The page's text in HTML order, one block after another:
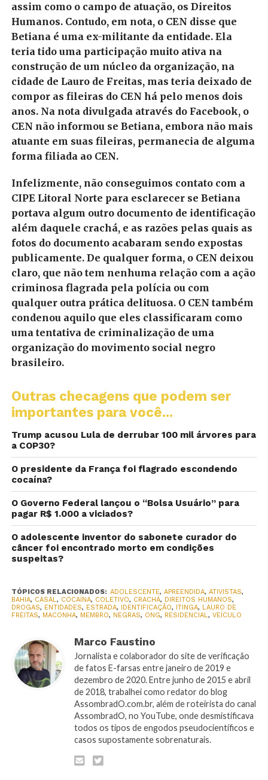
assim como o campo de atuação, os Direitos
Humanos. Contudo, em nota, o CEN disse que
Betiana é uma ex-militante da entidade. Ela
teria tido uma participação muito ativa na
construção de um núcleo da organização, na
cidade de Lauro de Freitas, mas teria deixado de
compor as fileiras do CEN há pelo menos dois
anos. Na nota divulgada através do Facebook, o
CEN não informou se Betiana, embora não mais
atuante em suas fileiras, permanecia de alguma
forma filiada ao CEN.
Infelizmente, não conseguimos contato com a
CIPE Litoral Norte para esclarecer se Betiana
portava algum outro documento de identificação
além daquele crachá, e as razões pelas quais as
fotos do documento acabaram sendo expostas
publicamente. De qualquer forma, o CEN deixou
claro, que não tem nenhuma relação com a ação
criminosa flagrada pela polícia ou com
qualquer outra prática delituosa. O CEN também
condenou aquilo que eles classificaram como
uma tentativa de criminalização de uma
organização do movimento social negro
brasileiro.
Outras checagens que podem ser
importantes para você...
Trump acusou Lula de derrubar 100 mil árvores para
a COP30?
O presidente da França foi flagrado escondendo
cocaína?
O Governo Federal lançou o “Bolsa Usuário” para
pagar R$ 1.000 a viciados?
O adolescente inventor do sabonete curador do
câncer foi encontrado morto em condições
suspeitas?
TÓPICOS RELACIONADOS: ADOLESCENTE, APREENDIDA, ATIVISTAS,
BAHIA, CASAL, COCAÍNA, COLETIVO, CRACHÁ, DIREITOS HUMANOS,
DROGAS, ENTIDADES, ESTRADA, IDENTIFICAÇÃO, ITINGA, LAURO DE
FREITAS, MACONHA, MEMBRO, NEGRAS, ONG, RESIDENCIAL, VEÍCULO
Marco Faustino
Jornalista e colaborador do site de verificação
de fatos E-farsas entre janeiro de 2019 e
dezembro de 2020. Entre junho de 2015 e abril
de 2018, trabalhei como redator do blog
AssombradO.com.br, além de roteirista do canal
AssombradO, no YouTube, onde desmistificava
todos os tipos de engodos pseudocientíficos e
casos supostamente sobrenaturais.